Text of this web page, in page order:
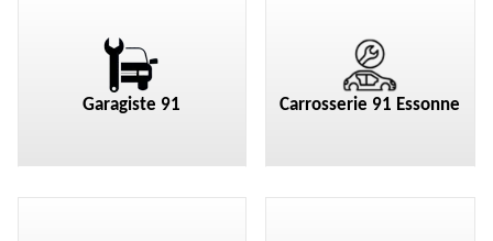
Garagiste 91 Carrosserie 91 Essonne